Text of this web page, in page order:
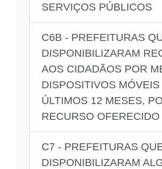
SERVIÇOS PÚBLICOS
C6B - PREFEITURAS
DISPONIBILIZARAM
AOS CIDADÃOS POR
DISPOSITIVOS
ÚLTIMOS 12 MESES,
RECURSO OFERECIDO
C7 - PREFEITURAS
DISPONIBILIZARAM